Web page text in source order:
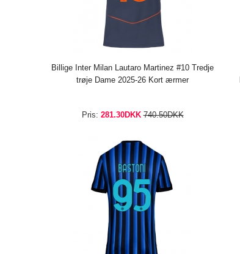
Billige Inter Milan Lautaro Martinez #10 Tredje
trøje Dame 2025-26 Kort ærmer
Pris: 281.30DKK 740.50DKK